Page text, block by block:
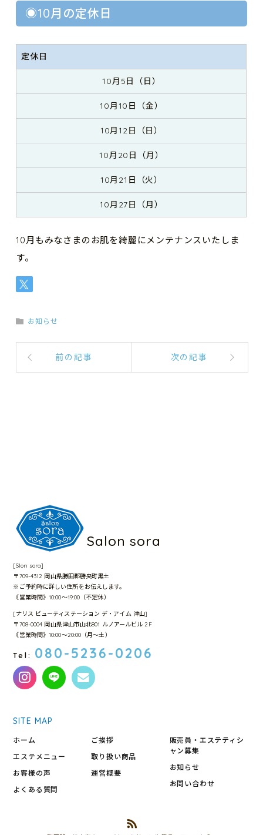
◉10月の定休日
定休日
10月5日（日）
10月10日（金）
10月12日（日）
10月20日（月）
10月21日（火）
10月27日（月）
10月もみなさまのお肌を綺麗にメンテナンスいたしま
す。
お知らせ
前の記事 次の記事
Salon sora
[Slon sora]
〒709-4312 岡山県勝田郡勝央町黒土
※ご予約時に詳しい住所をお伝えします。
《営業時間》10:00～19:00（不定休）
[ナリス ビューティステーション デ・アイム 津山]
〒708-0004 岡山県津山市山北801 ルノアールビル 2F
《営業時間》10:00〜20:00（月〜土）
Tel: 080-5236-0206
SITE MAP
ホーム
エステメニュー
お客様の声
よくある質問
ご挨拶
取り扱い商品
運営概要
販売員・エステティシ
ャン募集
お知らせ
お問い合わせ